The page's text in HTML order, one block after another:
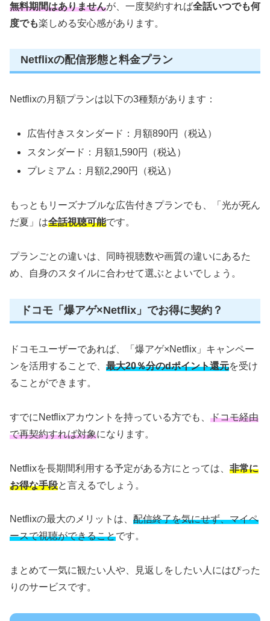
無料期間はありませんが、一度契約すれば全話いつでも何
度でも楽しめる安心感があります。
Netflixの配信形態と料金プラン
Netflixの月額プランは以下の3種類があります：
広告付きスタンダード：月額890円（税込）
スタンダード：月額1,590円（税込）
プレミアム：月額2,290円（税込）
もっともリーズナブルな広告付きプランでも、「光が死ん
だ夏」は全話視聴可能です。
プランごとの違いは、同時視聴数や画質の違いにあるた
め、自身のスタイルに合わせて選ぶとよいでしょう。
ドコモ「爆アゲ×Netflix」でお得に契約？
ドコモユーザーであれば、「爆アゲ×Netflix」キャンペー
ンを活用することで、 最大20％分のdポイント還元を受け
ることができます。
すでにNetflixアカウントを持っている方でも、 ドコモ経由
で再契約すれば対象になります。
Netflixを長期間利用する予定がある方にとっては、 非常に
お得な手段と言えるでしょう。
Netflixの最大のメリットは、 配信終了を気にせず、マイペ
ースで視聴ができることです。
まとめて一気に観たい人や、見返しをしたい人にはぴった
りのサービスです。